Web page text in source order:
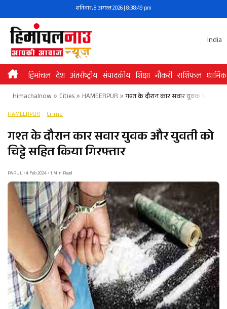
to
content
शनिवार, 8 अगस्त 2026 | 8:38:49 pm
India
हिमांचल देश अंतर्राष्ट्रीय संपादकीय शिक्षा नौकरी राशिफल धार्मिक
Himachalnow» Cities» HAMEERPUR » गश्त के दौरान कार सवार युवक और युवती
HAMEERPUR Crime
गश्त के दौरान कार सवार युवक और युवती को
चिट्टे सहित किया गिरफ्तार
PARUL • 4 Feb 2024 • 1 Min Read